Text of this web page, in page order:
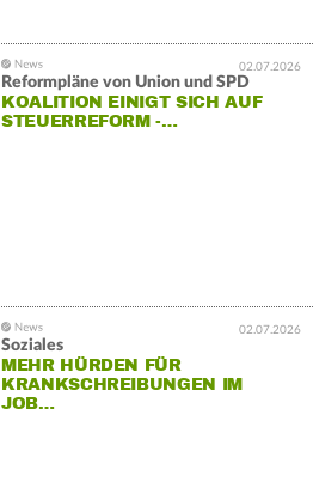
02.07.2026
Reformpläne von Union und SPD
KOALITION EINIGT SICH AUF
STEUERREFORM -…
02.07.2026
Soziales
MEHR HÜRDEN FÜR
KRANKSCHREIBUNGEN IM
JOB…